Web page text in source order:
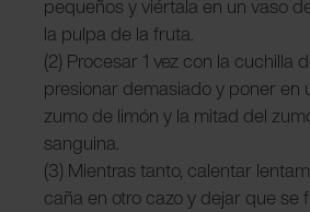
pequeños y viértala en un vaso
la pulpa de la fruta.
(2) Procesar 1 vez con la cuchilla
presionar demasiado y poner en
zumo de limón y la mitad del
sanguina.
(3) Mientras tanto, calentar
caña en otro cazo y dejar que se